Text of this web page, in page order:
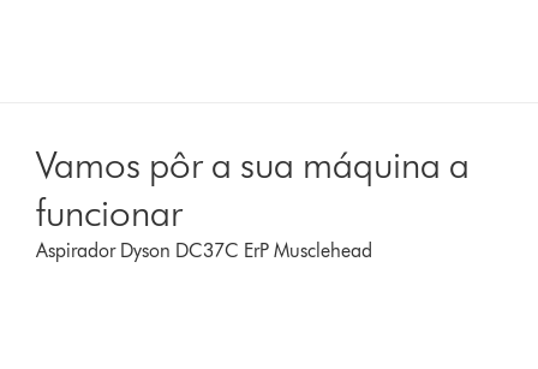
Vamos pôr a sua máquina a
funcionar
Aspirador Dyson DC37C ErP Musclehead